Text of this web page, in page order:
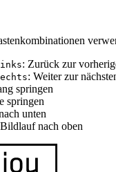
: Zurück zur
: Weiter zur
springen
springen
unten
nach oben